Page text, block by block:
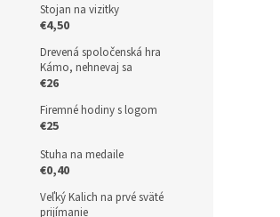
Stojan na vizitky
€4,50
Drevená spoločenská hra
Kámo, nehnevaj sa
€26
Firemné hodiny s logom
€25
Stuha na medaile
€0,40
Veľký Kalich na prvé sväté
prijímanie